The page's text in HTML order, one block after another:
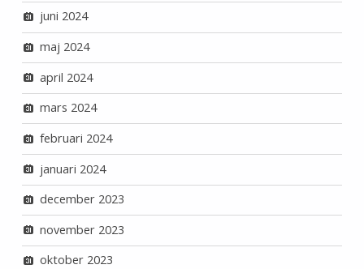
juni 2024
maj 2024
april 2024
mars 2024
februari 2024
januari 2024
december 2023
november 2023
oktober 2023